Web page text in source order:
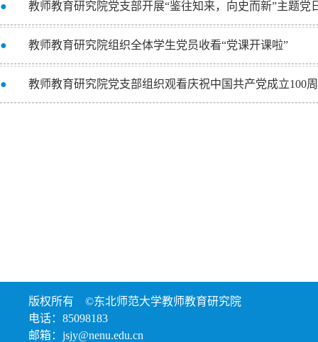
● 教师教育研究院党支部开展“鉴往知来，向史而新”主题党
● 教师教育研究院组织全体学生党员收看“党课开课啦”
● 教师教育研究院党支部组织观看庆祝中国共产党成立100
版权所有 ©东北师范大学教师教育研究院
电话：85098183
邮箱：jsjy@nenu.edu.cn